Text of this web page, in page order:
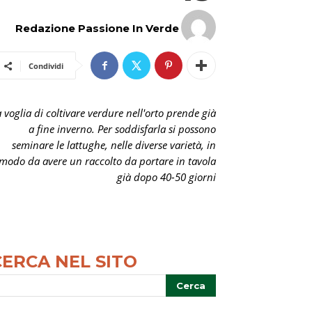
Redazione Passione In Verde
Condividi
voglia di coltivare verdure nell'orto prende già
a fine inverno. Per soddisfarla si possono
seminare le lattughe, nelle diverse varietà, in
da avere un raccolto da portare in tavola
già dopo 40-50 giorni
NEL SITO